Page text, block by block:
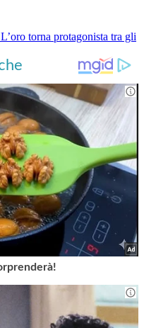
L’oro torna protagonista tra gli